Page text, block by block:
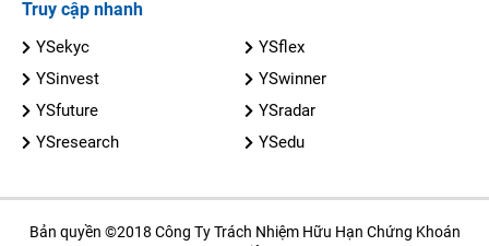
Truy cập nhanh
YSekyc
YSflex
YSinvest
YSwinner
YSfuture
YSradar
YSresearch
YSedu
Bản quyền ©2018 Công Ty Trách Nhiệm Hữu Hạn Chứng Khoán